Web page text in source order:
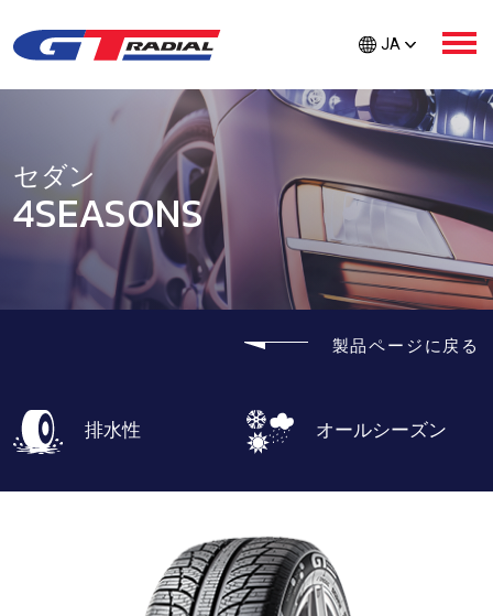
企業情報
製品情報
GT ラジアルサポート
ディーラー検索
JA
セダン
4SEASONS
製品ページに戻る
排水性 オールシーズン